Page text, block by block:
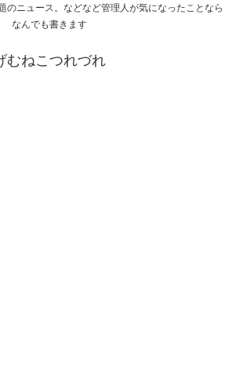
のニュース。などなど管理人が気になったことなら
なんでも書きます
むねこつれづれ